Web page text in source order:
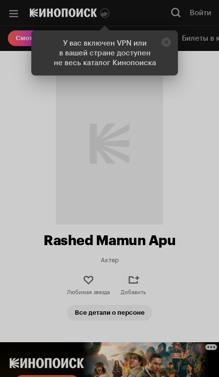
У вас включен VPN или
в вашей стране доступен
не весь каталог Кинопоиска
Войти
Смотреть кино Онлайн-кинотеатр Билеты в
Rashed Mamun Apu
Актер
Любимая звезда Добавить
Все детали о персоне